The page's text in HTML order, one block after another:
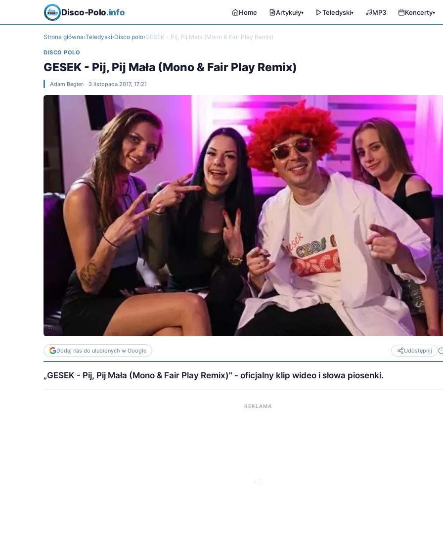
Disco-Polo.info Home Artykuły▾ Teledyski▾ MP3 Koncerty▾
Strona główna›Teledyski›Disco polo›GESEK - Pij, Pij Mała (Mono & Fair Play Remix)
DISCO POLO
GESEK - Pij, Pij Mała (Mono & Fair Play Remix)
Adam Begier 3 listopada 2017, 17:21
Dodaj nas do ulubionych w Google Udostępnij
„GESEK - Pij, Pij Mała (Mono & Fair Play Remix)" - oficjalny klip wideo i słowa piosenki.
REKLAMA